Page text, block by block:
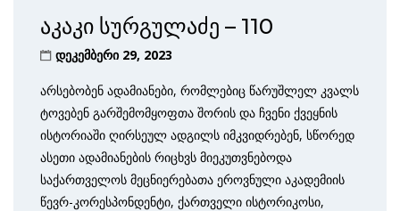
აკაკი სურგულაძე – 110
დეკემბერი 29, 2023
არსებობენ ადამიანები, რომლებიც წარუშლელ კვალს
ტოვებენ გარშემომყოფთა შორის და ჩვენი ქვეყნის
ისტორიაში ღირსეულ ადგილს იმკვიდრებენ, სწორედ
ასეთი ადამიანების რიცხვს მიეკუთვნებოდა
საქართველოს მეცნიერებათა ეროვნული აკადემიის
წევრ-კორესპონდენტი, ქართველი ისტორიკოსი,